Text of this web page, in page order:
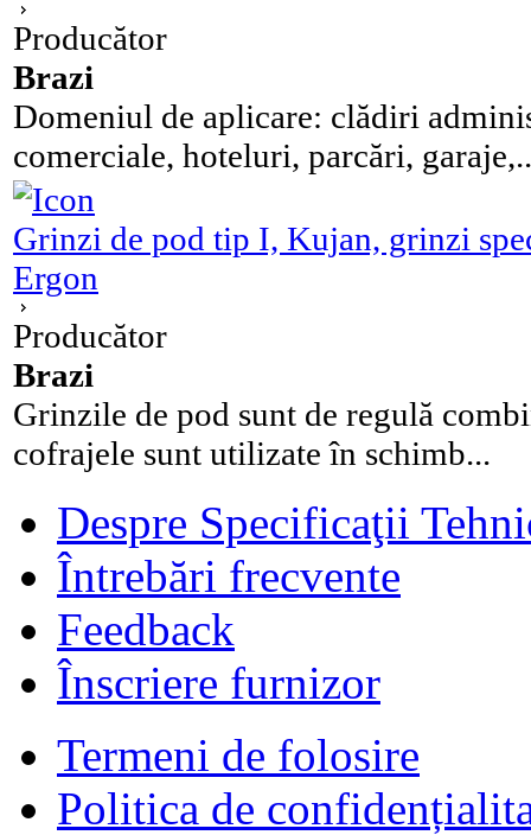
Producător
Brazi
Domeniul de aplicare: clădiri
comerciale, hoteluri, parcări,
Grinzi de pod tip I, Kujan, grinzi
Ergon
Producător
Brazi
Grinzile de pod sunt de regulă
cofrajele sunt utilizate în schimb...
Despre Specificaţii
Întrebări frecvente
Feedback
Înscriere furnizor
Termeni de folosire
Politica de